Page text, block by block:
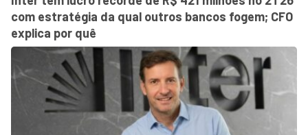
com estratégia da qual outros bancos fogem; CFO
explica por quê